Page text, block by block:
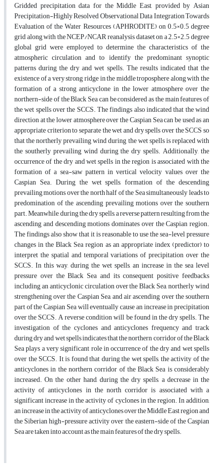
Gridded precipitation data for the Middle East, provided by Asian
Precipitation-Highly Resolved Observational Data Integration Towards
Evaluation of the Water Resources (APHRODITE) on 0.5×0.5 degree
grid along with the NCEP/NCAR reanalysis dataset on a 2.5×2.5 degree
global grid were employed to determine the characteristics of the
atmospheric circulation and to identify the predominant synoptic
patterns during the dry and wet spells. The results indicated that the
existence of a very strong ridge in the middle troposphere along with the
formation of a strong anticyclone in the lower atmosphere over the
northern-side of the Black Sea can be considered as the main features of
the wet spells over the SCCS. The findings also indicated that the wind
direction at the lower atmosphere over the Caspian Sea can be used as an
appropriate criterion to separate the wet and dry spells over the SCCS so
that the northerly prevailing wind during the wet spells is replaced with
the southerly prevailing wind during the dry spells. Additionally, the
occurrence of the dry and wet spells in the region is associated with the
formation of a sea-saw pattern in vertical velocity values over the
Caspian Sea. During the wet spells, formation of the descending
prevailing motions over the north half of the Sea simultaneously leads to
predomination of the ascending prevailing motions over the southern
part. Meanwhile, during the dry spells, a reverse pattern resulting from the
ascending and descending motions dominates over the Caspian region.
The findings also show that it is reasonable to use the sea-level pressure
changes in the Black Sea region as an appropriate index (predictor) to
interpret the spatial and temporal variations of precipitation over the
SCCS. In this way, during the wet spells, an increase in the sea level
pressure over the Black Sea and its consequent positive feedbacks
including an anticyclonic circulation over the Black Sea, northerly wind
strengthening over the Caspian Sea, and air ascending over the southern
part of the Caspian Sea will eventually cause an increase in precipitation
over the SCCS. A reverse condition will be found in the dry spells. The
investigation of the cyclones and anticyclones frequency and track
during dry and wet spells indicates that the northern corridor of the Black
Sea plays a very significant role in occurrence of the dry and wet spells
over the SCCS. It is found that during the wet spells, the activity of the
anticyclones in the northern corridor of the Black Sea is considerably
increased. On the other hand, during the dry spells, a decrease in the
activity of anticyclones in the north corridor is associated with a
significant increase in the activity of cyclones in the region. In addition,
an increase in the activity of anticyclones over the Middle East region and
the Siberian high-pressure activity over the eastern-side of the Caspian
Sea are taken into account as the main features of the dry spells.